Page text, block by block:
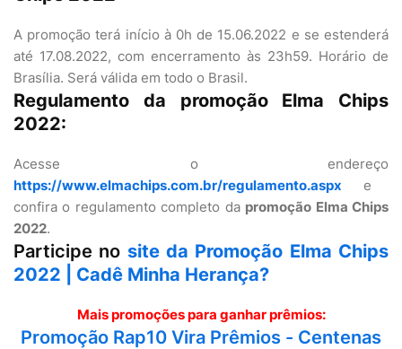
A promoção terá início à 0h de 15.06.2022 e se estenderá
até 17.08.2022, com encerramento às 23h59. Horário de
Brasília. Será válida em todo o Brasil.
Regulamento da promoção Elma Chips
2022:
Acesse o endereço
https://www.elmachips.com.br/regulamento.aspx e
confira o regulamento completo da promoção Elma Chips
2022.
Participe no site da Promoção Elma Chips
2022 | Cadê Minha Herança?
Mais promoções para ganhar prêmios:
Promoção Rap10 Vira Prêmios - Centenas